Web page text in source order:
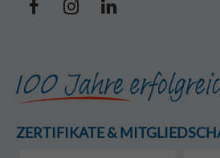
ZERTIFIKATE &